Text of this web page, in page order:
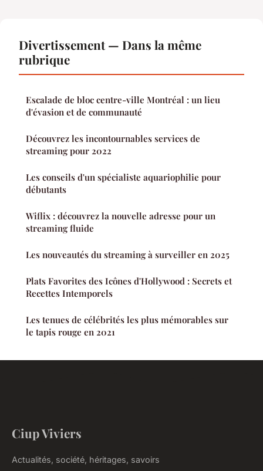
Divertissement — Dans la même
rubrique
Escalade de bloc centre-ville Montréal : un lieu
d'évasion et de communauté
Découvrez les incontournables services de
streaming pour 2022
Les conseils d'un spécialiste aquariophilie pour
débutants
Wiflix : découvrez la nouvelle adresse pour un
streaming fluide
Les nouveautés du streaming à surveiller en 2025
Plats Favorites des Icônes d'Hollywood : Secrets et
Recettes Intemporels
Les tenues de célébrités les plus mémorables sur
le tapis rouge en 2021
Ciup Viviers
Actualités, société, héritages, savoirs